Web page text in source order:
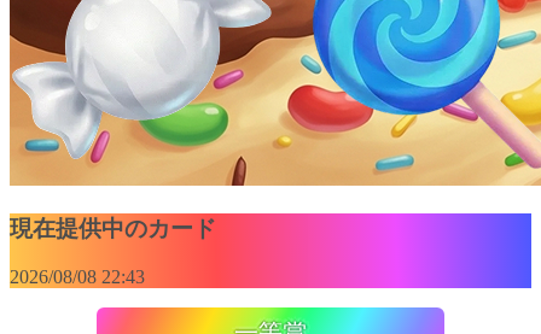
現在提供中のカード
2026/08/08 22:43